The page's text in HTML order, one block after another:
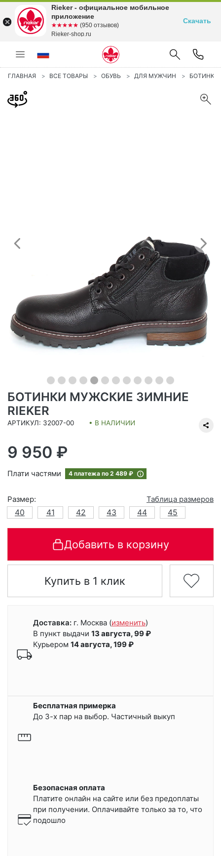
ГЛАВНАЯ ВСЕ ТОВАРЫ ОБУВЬ ДЛЯ МУЖЧИН БОТИНКИ
Предыдущий
БОТИНКИ МУЖСКИЕ ЗИМНИЕ
RIEKER
АРТИКУЛ: 32007-00 • В НАЛИЧИИ
9 950 ₽
Плати частями 4 платежа по 2 489 ₽
Размер:
Таблица размеров
40
41 42 43 44 45
Добавить в корзину
Купить в 1 клик
Доставка: г. Москва (изменить)
В пункт выдачи 13 августа, 99 ₽
Курьером 14 августа, 199 ₽
Бесплатная примерка
До 3-х пар на выбор. Частичный выкуп
Безопасная оплата
Платите онлайн на сайте или без предоплаты
при получении. Оплачивайте только за то, что
подошло
Rieker - официальное мобильное
приложение
☆☆☆☆☆
★★★★★ (950 отзывов)
Rieker-shop.ru
Скачать